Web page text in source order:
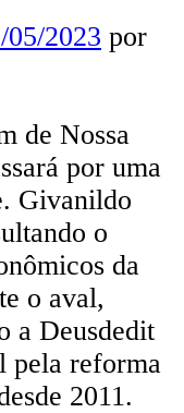
05/2023 por
de Nossa
por uma
Givanildo
o
da
o aval,
a Deusdedit
pela reforma
2011.